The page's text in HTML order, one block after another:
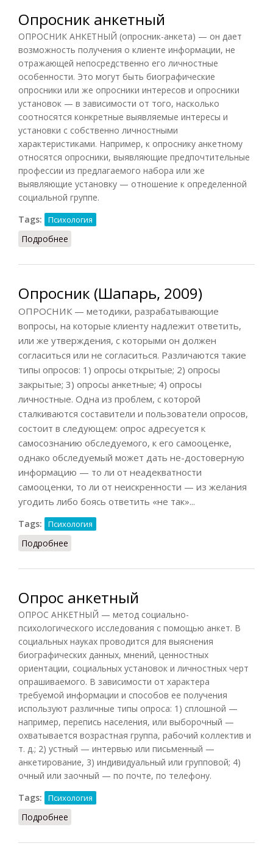
Опросник анкетный
ОПРОСНИК АНКЕТНЫЙ (опросник-анкета) — он дает
возможность получения о клиенте информации, не
отражающей непосредственно его личностные
особенности. Это могут быть биографические
опросники или же опросники интересов и опросники
установок — в зависимости от того, насколько
соотносятся конкретные выявляемые интересы и
установки с собственно личностными
характеристиками. Например, к опроснику анкетному
относятся опросники, выявляющие предпочтительные
профессии из предлагаемого набора или же
выявляющие установку — отношение к определенной
социальной группе.
Tags:
Психология
Подробнее
Опросник (Шапарь, 2009)
ОПРОСНИК — методики, разрабатывающие
вопросы, на которые клиенту надлежит ответить,
или же утверждения, с которыми он должен
согласиться или не согласиться. Различаются такие
типы опросов: 1) опросы открытые; 2) опросы
закрытые; 3) опросы анкетные; 4) опросы
личностные. Одна из проблем, с которой
сталкиваются составители и пользователи опросов,
состоит в следующем: опрос адресуется к
самосознанию обследуемого, к его самооценке,
однако обследуемый может дать не-достоверную
информацию — то ли от неадекватности
самооценки, то ли от неискренности — из желания
угодить либо боясь ответить «не так»...
Tags: Психология
Подробнее
Опрос анкетный
ОПРОС АНКЕТНЫЙ — метод социально-
психологического исследования с помощью анкет. В
социальных науках проводится для выяснения
биографических данных, мнений, ценностных
ориентации, социальных установок и личностных черт
опрашиваемого. В зависимости от характера
требуемой информации и способов ее получения
используют различные типы опроса: 1) сплошной —
например, перепись населения, или выборочный —
охватывается возрастная группа, рабочий коллектив и
т. д.; 2) устный — интервью или письменный —
анкетирование, 3) индивидуальный или групповой; 4)
очный или заочный — по почте, по телефону.
Tags:
Психология
Подробнее